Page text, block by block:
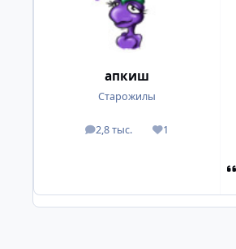
апкиш
Старожилы
2,8 тыс.
посты 1
Репутация